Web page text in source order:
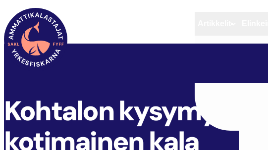
SAKL ARTIKKELIT
Kohtalon kysymys –
kotimainen kala